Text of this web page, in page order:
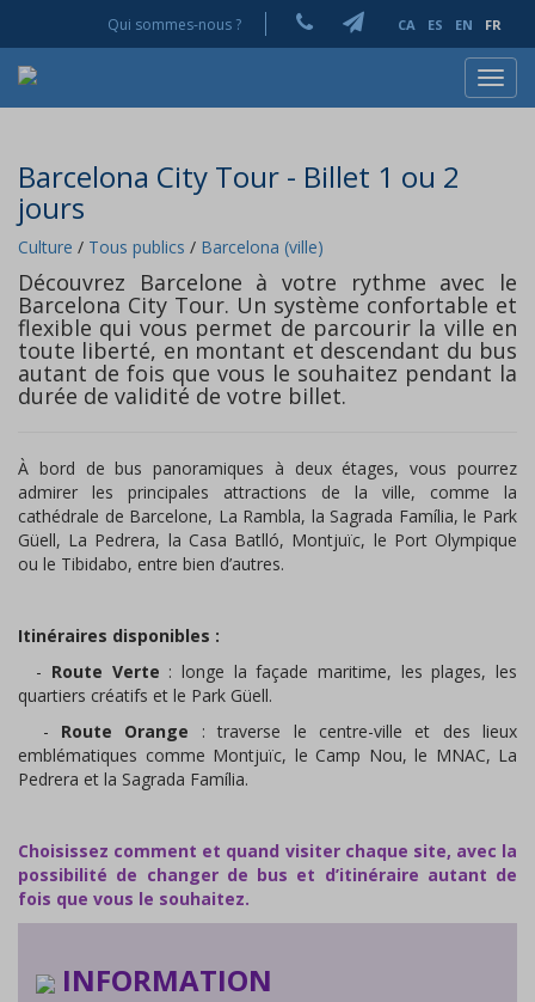
Qui sommes-nous ? CA ES EN FR
Barcelona City Tour - Billet 1 ou 2
jours
Culture / Tous publics / Barcelona (ville)
Découvrez Barcelone à votre rythme avec le
Barcelona City Tour. Un système confortable et
flexible qui vous permet de parcourir la ville en
toute liberté, en montant et descendant du bus
autant de fois que vous le souhaitez pendant la
durée de validité de votre billet.
À bord de bus panoramiques à deux étages, vous pourrez
admirer les principales attractions de la ville, comme la
cathédrale de Barcelone, La Rambla, la Sagrada Família, le Park
Güell, La Pedrera, la Casa Batlló, Montjuïc, le Port Olympique
ou le Tibidabo, entre bien d’autres.
Itinéraires disponibles :
- Route Verte : longe la façade maritime, les plages, les
quartiers créatifs et le Park Güell.
- Route Orange : traverse le centre-ville et des lieux
emblématiques comme Montjuïc, le Camp Nou, le MNAC, La
Pedrera et la Sagrada Família.
Choisissez comment et quand visiter chaque site, avec la
possibilité de changer de bus et d’itinéraire autant de
fois que vous le souhaitez.
INFORMATION